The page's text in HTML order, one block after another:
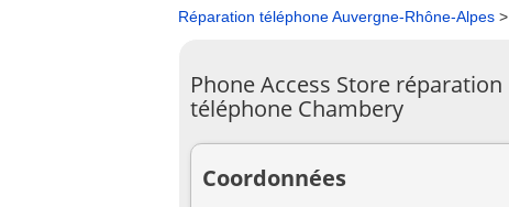
Réparation téléphone Auvergne-Rhône-Alpes >
Phone Access Store réparation
téléphone Chambery
Coordonnées